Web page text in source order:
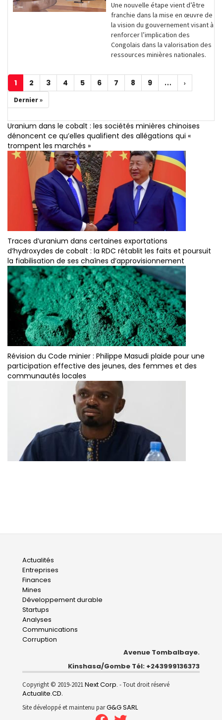
Une nouvelle étape vient d’être
franchie dans la mise en œuvre de
la vision du gouvernement visant à
renforcer l’implication des
Congolais dans la valorisation des
ressources minières nationales.
Pagination
Page
courante
1 Page
2 Page
3 Page
4 Page
5 Page
6 Page
7 Page
8 Page
9 …
Page
suivante
›
Dernière
page
Dernier »
Uranium dans le cobalt : les sociétés minières chinoises
dénoncent ce qu’elles qualifient des allégations qui «
trompent les marchés »
Traces d’uranium dans certaines exportations
d’hydroxydes de cobalt : la RDC rétablit les faits et poursuit
la fiabilisation de ses chaînes d’approvisionnement
Révision du Code minier : Philippe Masudi plaide pour une
participation effective des jeunes, des femmes et des
communautés locales
Main
navigation
Actualités
Entreprises
Finances
Mines
Développement durable
Startups
Analyses
Communications
Corruption
Avenue Tombalbaye.
Kinshasa/Gombe Tél: +243999136373
Copyright © 2019-2021Next Corp. - Tout droit réservé
Actualite.CD.
Site développé et maintenu parG&G SARL